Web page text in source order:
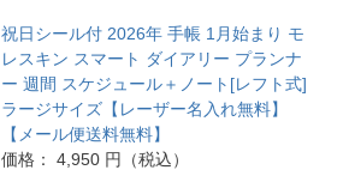
祝日シール付 2026年 手帳 1月始まり モ
レスキン スマート ダイアリー プランナ
ー 週間 スケジュール＋ノート[レフト式]
ラージサイズ【レーザー名入れ無料】
【メール便送料無料】
価格： 4,950 円（税込）